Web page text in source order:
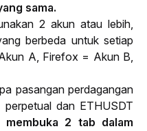
sama.
2 akun atau lebih,
berbeda untuk setiap
A, Firefox = Akun B,
pasangan perdagangan
dan ETHUSDT
membuka 2 tab dalam